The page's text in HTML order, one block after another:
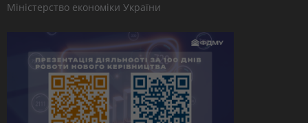
Міністерство економіки України